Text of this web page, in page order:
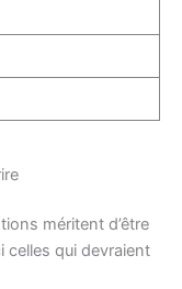
méritent d’être
celles qui devraient